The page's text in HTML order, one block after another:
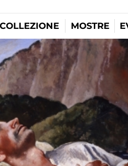
MOSTRE